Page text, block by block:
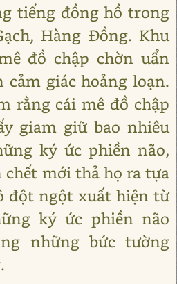
tiếng đồng hồ trong
Hàng Đồng. Khu
đồ chập chờn uẩn
cảm giác hoảng loạn.
rằng cái mê đồ chập
giam giữ bao nhiêu
ký ức phiền não,
chết mới thả họ ra tựa
đột ngột xuất hiện từ
ký ức phiền não
những bức tường